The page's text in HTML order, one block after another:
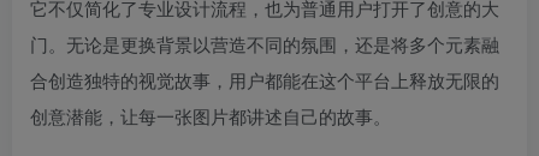
它不仅简化了专业设计流程，也为普通用户打开了创意的大
门。无论是更换背景以营造不同的氛围，还是将多个元素融
合创造独特的视觉故事，用户都能在这个平台上释放无限的
创意潜能，让每一张图片都讲述自己的故事。